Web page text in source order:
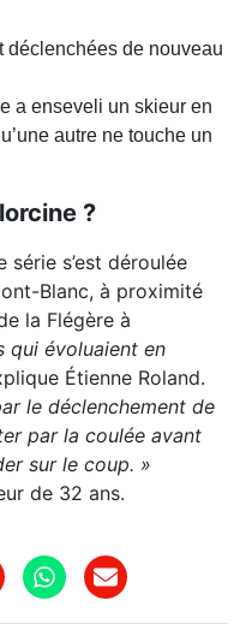
déclenchées de nouveau
a enseveli un skieur en
autre ne touche un
?
s’est déroulée
Blanc, à proximité
la Flégère à
qui évoluaient en
Étienne Roland.
le déclenchement de
par la coulée avant
sur le coup. »
de 32 ans.